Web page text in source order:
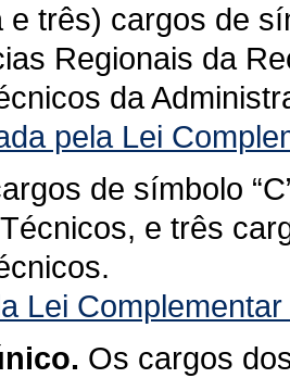
e três) cargos de
Regionais da
da
pela Lei
de símbolo
e três
Lei
Os cargos